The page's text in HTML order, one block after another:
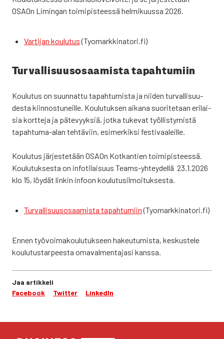
OSAOn Limin­gan toi­mi­pis­tees­sä hel­mi­kuus­sa 2026.
Var­ti­jan kou­lu­tus(Tyomarkkinatori.fi)
Tur­val­li­suus­osaa­mis­ta tapah­tu­miin
Kou­lu­tus on suun­nat­tu tapah­tu­mis­ta ja nii­den tur­val­li­suu­
des­ta kiin­nos­tu­neil­le. Kou­lu­tuk­sen aika­na suo­ri­te­taan eri­lai­
sia kort­te­ja ja päte­vyyk­siä, jot­ka tuke­vat työl­lis­ty­mis­tä
tapah­tu­ma-alan teh­tä­viin, esi­mer­kik­si fes­ti­vaa­leil­le.
Kou­lu­tus jär­jes­te­tään OSAOn Kot­kan­tien toi­mi­pis­tees­sä.
Kou­lu­tuk­ses­ta on info­ti­lai­suus Teams-yhtey­del­lä 23.1.2026
klo 15, löy­dät lin­kin infoon kou­lu­tusil­moi­tuk­ses­ta.
Tur­val­li­suus­osaa­mis­ta tapah­tu­miin(Tyomarkkinatori.fi)
Ennen työ­voi­ma­kou­lu­tuk­seen hakeu­tu­mis­ta, kes­kus­te­le
kou­lu­tus­tar­pees­ta oma­val­men­ta­ja­si kans­sa.
Jaa artikkeli
Facebook
Twitter LinkedIn